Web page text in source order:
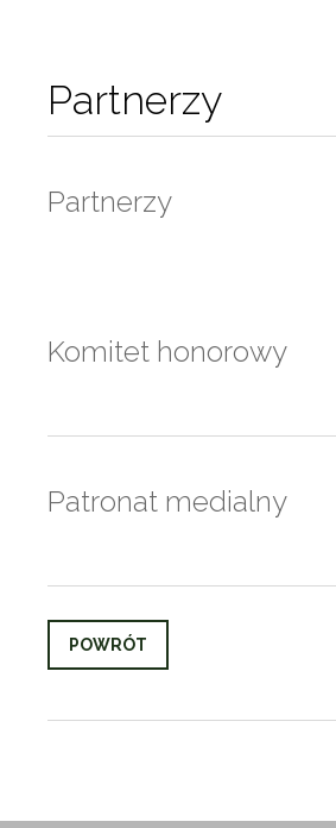
Partnerzy
Partnerzy
Komitet honorowy
Patronat medialny
POWRÓT